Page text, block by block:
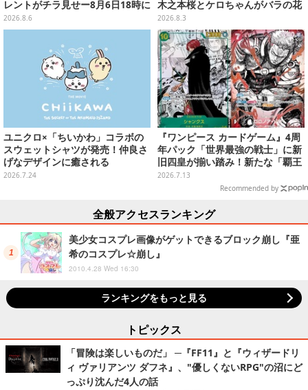
レントがチラ見せー8月6日18時に
詳細が公開
2026.8.6
木之本桜とケロちゃんがバラの花
びらに包まれている姿で立体化
2026.8.3
ユニクロ×「ちいかわ」コラボの
スウェットシャツが発売！仲良さ
げなデザインに癒される
2026.7.24
『ワンピース カードゲーム』4周
年パック「世界最強の戦士」に新
旧四皇が揃い踏み！新たな「覇王
色SP」のゾロ、ヤマトなど28枚も
の新カード一挙公開
2026.7.13
Recommended by
全般アクセスランキング
美少女コスプレ画像がゲットできるブロック崩し『亜
希のコスプレ☆崩し』
2010.4.28 Wed 16:30
ランキングをもっと見る
トピックス
「冒険は楽しいものだ」 ─『FF11』と『ウィザードリ
ィ ヴァリアンツ ダフネ』、"優しくないRPG"の沼にど
っぷり沈んだ4人の話